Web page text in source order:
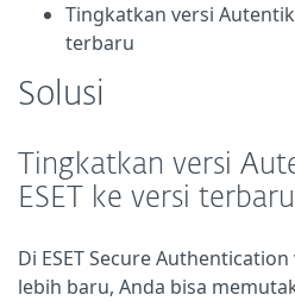
Tingkatkan versi
terbaru
Solusi
Tingkatkan versi
ESET ke versi terbaru
Di ESET Secure
lebih baru, Anda bisa